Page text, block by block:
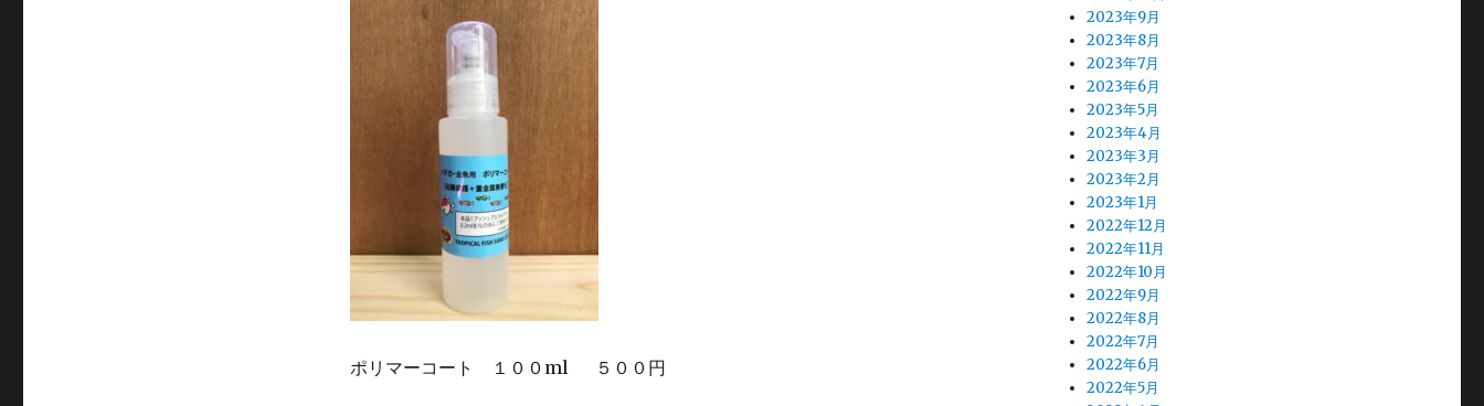
ポリマーコート １００ml ５００円
2023年9月
2023年8月
2023年7月
2023年6月
2023年5月
2023年4月
2023年3月
2023年2月
2023年1月
2022年12月
2022年11月
2022年10月
2022年9月
2022年8月
2022年7月
2022年6月
2022年5月